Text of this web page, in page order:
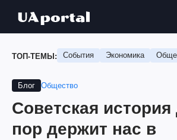
ТОП-ТЕМЫ: События Экономика
Блог Общество
Советская история
пор держит нас в